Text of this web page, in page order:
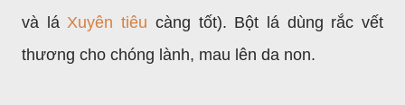
và lá Xuyên tiêu càng tốt). Bột lá dùng rắc vết
thương cho chóng lành, mau lên da non.